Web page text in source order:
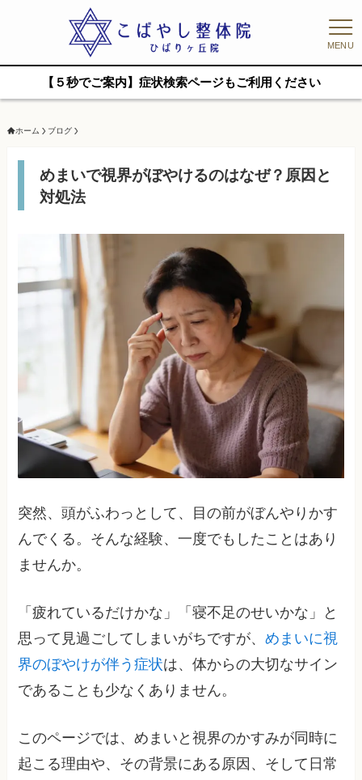
MENU
【５秒でご案内】症状検索ページもご利用ください
ホーム ブログ
めまいで視界がぼやけるのはなぜ？原因と
対処法
突然、頭がふわっとして、目の前がぼんやりかす
んでくる。そんな経験、一度でもしたことはあり
ませんか。
「疲れているだけかな」「寝不足のせいかな」と
思って見過ごしてしまいがちですが、めまいに視
界のぼやけが伴う症状は、体からの大切なサイン
であることも少なくありません。
このページでは、めまいと視界のかすみが同時に
起こる理由や、その背景にある原因、そして日常